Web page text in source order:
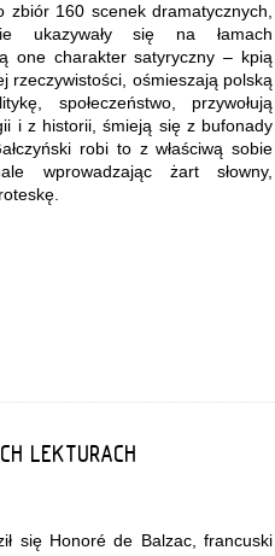
zbiór 160 scenek dramatycznych,
ukazywały się na łamach
one charakter satyryczny – kpią
rzeczywistości, ośmieszają polską
społeczeństwo, przywołują
i z historii, śmieją się z bufonady
robi to z właściwą sobie
wprowadzając żart słowny,
LEKTURACH
się Honoré de Balzac, francuski